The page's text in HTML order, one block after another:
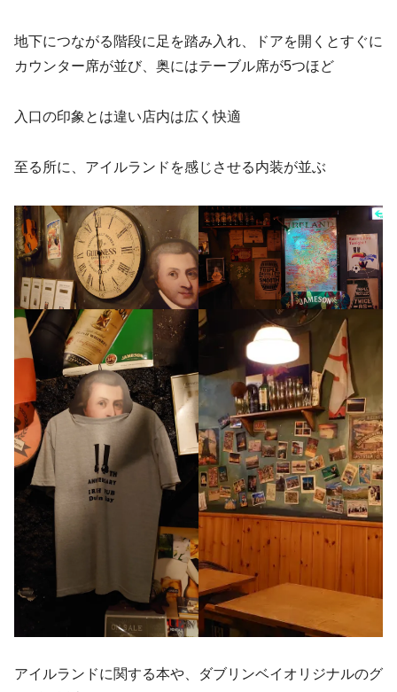
地下につながる階段に足を踏み入れ、ドアを開くとすぐに
カウンター席が並び、奥にはテーブル席が5つほど
入口の印象とは違い店内は広く快適
至る所に、アイルランドを感じさせる内装が並ぶ
アイルランドに関する本や、ダブリンベイオリジナルのグ